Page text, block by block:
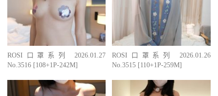
ROSI口罩系列 2026.01.27
No.3516 [108+1P-242M]
ROSI口罩系列 2026.01.26
No.3515 [110+1P-259M]